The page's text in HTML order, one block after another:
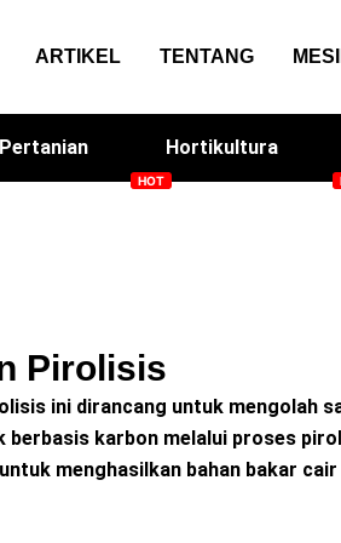
ARTIKEL TENTANG
Pertanian Hortikultura
Pirolisis
ini dirancang untuk mengolah
berbasis karbon melalui proses
menghasilkan bahan bakar